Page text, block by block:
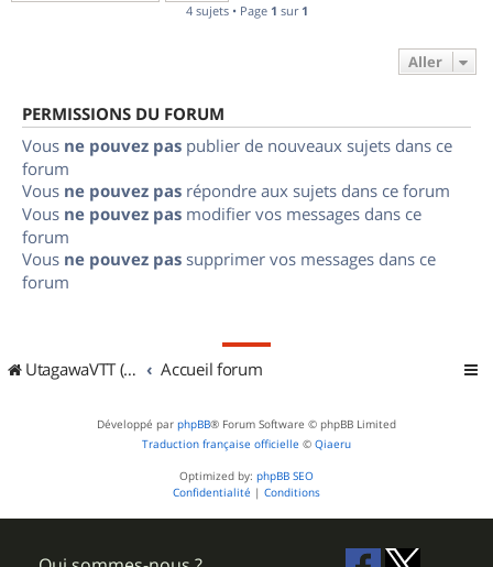
4 sujets • Page 1 sur 1
Aller
PERMISSIONS DU FORUM
Vous ne pouvez pas publier de nouveaux sujets dans ce
forum
Vous ne pouvez pas répondre aux sujets dans ce forum
Vous ne pouvez pas modifier vos messages dans ce
forum
Vous ne pouvez pas supprimer vos messages dans ce
forum
UtagawaVTT (Randos VTT et VTTAE avec traces GPS) Accueil forum
Développé par phpBB® Forum Software © phpBB Limited
Traduction française officielle © Qiaeru
Optimized by: phpBB SEO
Confidentialité | Conditions